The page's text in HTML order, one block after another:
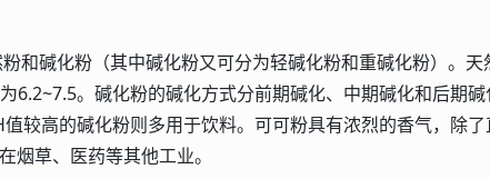
和碱化粉（其中碱化粉又可分为轻碱化粉和重碱化粉）。天
6.2~7.5。碱化粉的碱化方式分前期碱化、中期碱化和后期碱
较高的碱化粉则多用于饮料。可可粉具有浓烈的香气，除了
烟草、医药等其他工业。